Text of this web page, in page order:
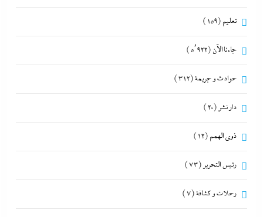
تعليم (159)
جاءنا الآن (5٬922)
حوادث و جريمة(312)
دار نشر (20)
ذوى الهمم (12)
رئيس التحرير (73)
رحلات و كشافة(7)